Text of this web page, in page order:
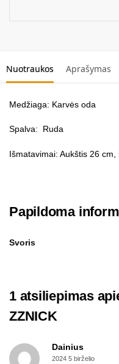
Nuotraukos Aprašymas
Medžiaga: Karvės oda
Spalva: Ruda
Išmatavimai: Aukštis 26 cm,
Papildoma
Svoris
1 atsiliepimas
ZZNICK
Dainius
2024 5 birželio